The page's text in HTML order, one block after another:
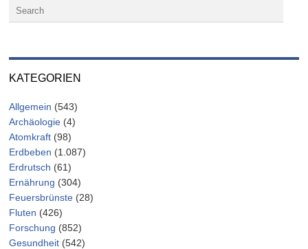
KATEGORIEN
Allgemein (543)
Archäologie (4)
Atomkraft (98)
Erdbeben (1.087)
Erdrutsch (61)
Ernährung (304)
Feuersbrünste (28)
Fluten (426)
Forschung (852)
Gesundheit (542)